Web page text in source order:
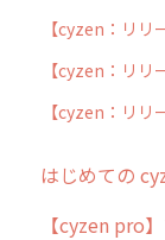
【cyzen：リリ
【cyzen：リリ
【cyzen：リリ
はじめての
cyzen pro
【cyzen pro